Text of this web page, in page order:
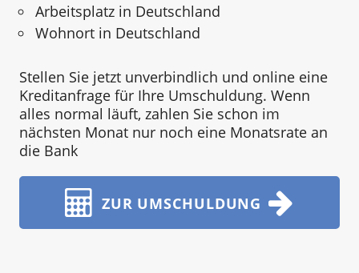
Arbeitsplatz in Deutschland
Wohnort in Deutschland
Stellen Sie jetzt unverbindlich und online eine
Kreditanfrage für Ihre Umschuldung. Wenn
alles normal läuft, zahlen Sie schon im
nächsten Monat nur noch eine Monatsrate an
die Bank
ZUR UMSCHULDUNG